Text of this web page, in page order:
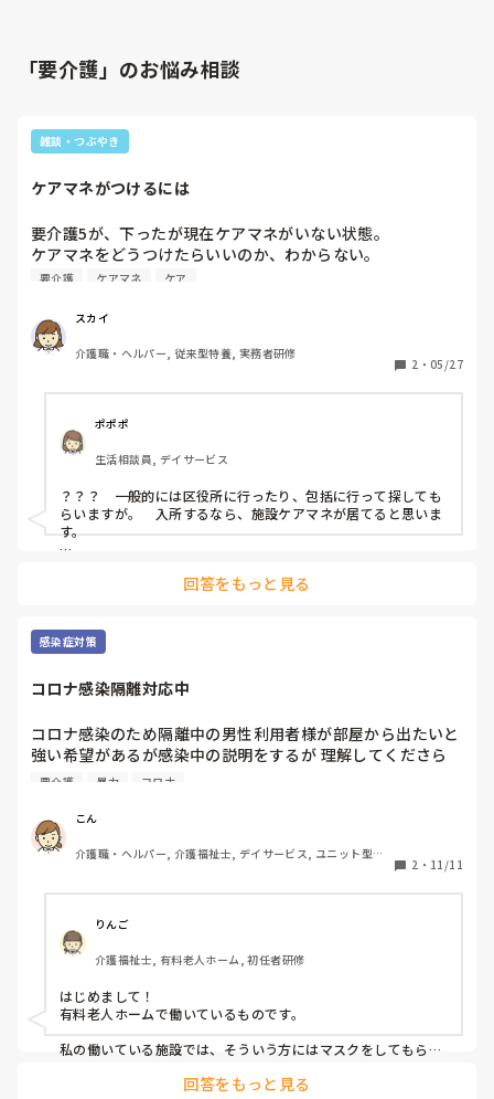
「要介護」のお悩み相談
雑談・つぶやき
ケアマネがつけるには
要介護5が、下ったが現在ケアマネがいない状態。
ケアマネをどうつけたらいいのか、わからない。
入所申し込みは、すでにしている。
要介護 ケアマネ ケア
スカイ
介護職・ヘルパー, 従来型特養, 実務者研修
2 ・ 05/27
ポポポ
生活相談員, デイサービス
？？？　一般的には区役所に行ったり、包括に行って探しても
らいますが。　入所するなら、施設ケアマネが居てると思いま
す。
入所したら、施設ケアマネに以降されます。入所施設、特養、
回答をもっと見る
感染症対策
コロナ感染隔離対応中
コロナ感染のため隔離中の男性利用者様が部屋から出たいと
強い希望があるが感染中の説明をするが 理解してくださら
ずに職員に対して暴力を振ることがある場合 みなさんの施
要介護1認定で普段 記憶力や理解力がある方です。
要介護 暴力 コロナ
こん
介護職・ヘルパー, 介護福祉士, デイサービス, ユニット型特
2 ・ 11/11
りんご
介護福祉士, 有料老人ホーム, 初任者研修
はじめまして！
有料老人ホームで働いているものです。
私の働いている施設では、そういう方にはマスクをしてもらい
もちろん施設内の窓全て開け換気をしながらです。
回答をもっと見る